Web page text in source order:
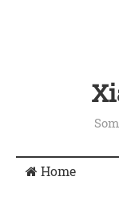
Home